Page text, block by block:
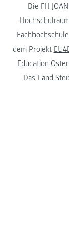
Die FH
dem Projekt
Education
Das Land